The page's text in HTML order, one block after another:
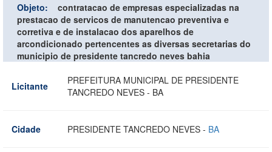
Objeto:
contratacao de empresas especializadas na
prestacao de servicos de manutencao preventiva e
corretiva e de instalacao dos aparelhos de
arcondicionado pertencentes as diversas secretarias do
municipio de presidente tancredo neves bahia
Licitante
PREFEITURA MUNICIPAL DE PRESIDENTE
TANCREDO NEVES - BA
Cidade PRESIDENTE TANCREDO NEVES - BA